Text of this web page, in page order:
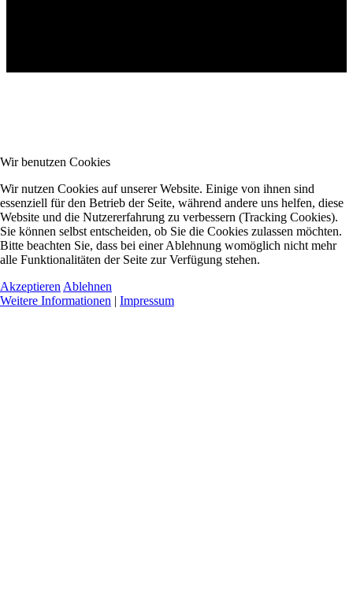
Wir benutzen Cookies
Wir nutzen Cookies auf unserer Website. Einige von ihnen sind
essenziell für den Betrieb der Seite, während andere uns helfen, diese
Website und die Nutzererfahrung zu verbessern (Tracking Cookies).
Sie können selbst entscheiden, ob Sie die Cookies zulassen möchten.
Bitte beachten Sie, dass bei einer Ablehnung womöglich nicht mehr
alle Funktionalitäten der Seite zur Verfügung stehen.
Akzeptieren Ablehnen
Weitere Informationen | Impressum